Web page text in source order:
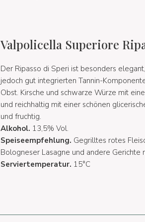
Valpolicella Superiore
Der Ripasso di Speri ist besonders
jedoch gut integrierten Tannin-
Obst. Kirsche und schwarze Würze mit
und reichhaltig mit einer schönen
und fruchtig.
Alkohol. 13,5% Vol.
Speiseempfehlung. Gegrilltes rotes
Bologneser Lasagne und andere Gerichte
Serviertemperatur. 15°C